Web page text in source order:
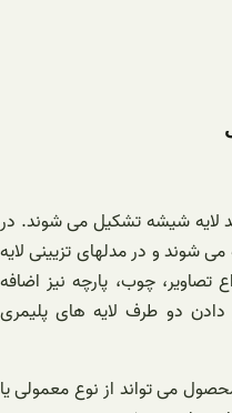
لایه شیشه تشکیل می شوند. در
شوند و در مدلهای تزیینی لایه
تصاویر، چوب، پارچه نیز اضافه
دادن دو طرف لایه های پلیمری
می تواند از نوع معمولی یا